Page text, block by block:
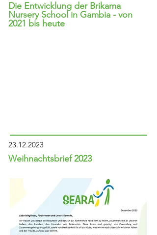
Die Entwicklung der Brikama
Nursery School in Gambia - von
2021 bis heute
23.12.2023
Weihnachtsbrief 2023